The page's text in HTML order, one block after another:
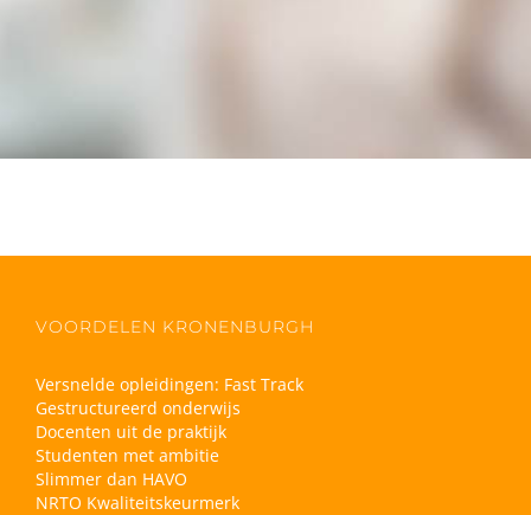
VOORDELEN KRONENBURGH
Versnelde opleidingen: Fast Track
Gestructureerd onderwijs
Docenten uit de praktijk
Studenten met ambitie
Slimmer dan HAVO
NRTO Kwaliteitskeurmerk